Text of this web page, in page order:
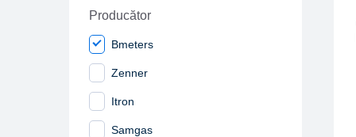
Producător
Bmeters
Zenner
Itron
Samgas